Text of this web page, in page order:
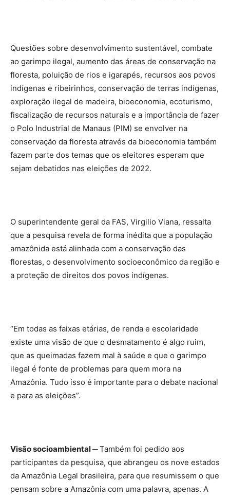
Questões sobre desenvolvimento sustentável, combate
ao garimpo ilegal, aumento das áreas de conservação na
floresta, poluição de rios e igarapés, recursos aos povos
indígenas e ribeirinhos, conservação de terras indígenas,
exploração ilegal de madeira, bioeconomia, ecoturismo,
fiscalização de recursos naturais e a importância de fazer
o Polo Industrial de Manaus (PIM) se envolver na
conservação da floresta através da bioeconomia também
fazem parte dos temas que os eleitores esperam que
sejam debatidos nas eleições de 2022.
O superintendente geral da FAS, Virgilio Viana, ressalta
que a pesquisa revela de forma inédita que a população
amazônida está alinhada com a conservação das
florestas, o desenvolvimento socioeconômico da região e
a proteção de direitos dos povos indígenas.
“Em todas as faixas etárias, de renda e escolaridade
existe uma visão de que o desmatamento é algo ruim,
que as queimadas fazem mal à saúde e que o garimpo
ilegal é fonte de problemas para quem mora na
Amazônia. Tudo isso é importante para o debate nacional
e para as eleições”.
Visão socioambiental ─Também foi pedido aos
participantes da pesquisa, que abrangeu os nove estados
da Amazônia Legal brasileira, para que resumissem o que
pensam sobre a Amazônia com uma palavra, apenas. A